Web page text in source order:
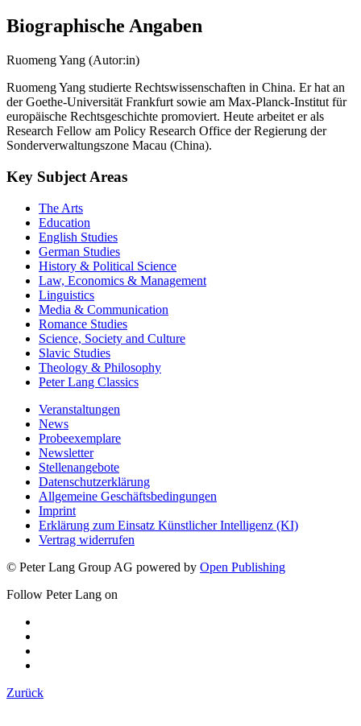
Biographische Angaben
Ruomeng Yang (Autor:in)
Ruomeng Yang studierte Rechtswissenschaften in China. Er hat an
der Goethe-Universität Frankfurt sowie am Max-Planck-Institut für
europäische Rechtsgeschichte promoviert. Heute arbeitet er als
Research Fellow am Policy Research Office der Regierung der
Sonderverwaltungszone Macau (China).
Key Subject Areas
The Arts
Education
English Studies
German Studies
History & Political Science
Law, Economics & Management
Linguistics
Media & Communication
Romance Studies
Science, Society and Culture
Slavic Studies
Theology & Philosophy
Peter Lang Classics
Veranstaltungen
News
Probeexemplare
Newsletter
Stellenangebote
Datenschutzerklärung
Allgemeine Geschäftsbedingungen
Imprint
Erklärung zum Einsatz Künstlicher Intelligenz (KI)
Vertrag widerrufen
© Peter Lang Group AG powered by Open Publishing
Follow Peter Lang on
Zurück